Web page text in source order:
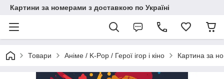
Картини за номерами з доставкою по Україні
Товари Аніме / K-Pop / Герої ігор і кіно Картина за